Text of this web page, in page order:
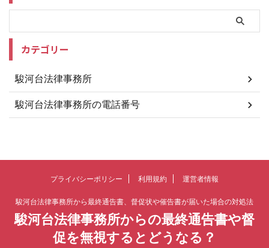
カテゴリー
駿河台法律事務所
駿河台法律事務所の電話番号
プライバシーポリシー 利用規約 運営者情報
駿河台法律事務所から最終通告書、督促状や催告書が届いた場合の対処法
駿河台法律事務所からの最終通告書や督
促を無視するとどうなる？